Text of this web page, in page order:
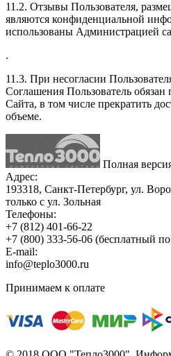
11.2. Отзывы Пользователя,
являются конфиденциальной
использованы Администрацией
.
11.3. При несогласии
Соглашения Пользователь обязан
Сайта, в том числе прекратить
объеме.
Полная
Адрес:
193318, Санкт-Петербург, ул.
только с ул. Зольная
Телефоны:
+7 (812) 401-66-22
+7 (800) 333-56-06 (бесплатный
E-mail:
info@teplo3000.ru
Принимаем к оплате